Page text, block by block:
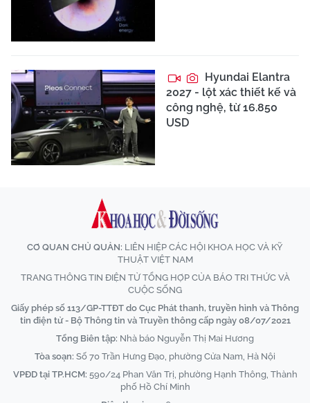
Hyundai Elantra
2027 - lột xác thiết kế và
công nghệ, từ 16.850
USD
CƠ QUAN CHỦ QUẢN: LIÊN HIỆP CÁC HỘI KHOA HỌC VÀ KỸ
THUẬT VIỆT NAM
TRANG THÔNG TIN ĐIỆN TỬ TỔNG HỢP CỦA BÁO TRI THỨC VÀ
CUỘC SỐNG
Giấy phép số 113/GP-TTĐT do Cục Phát thanh, truyền hình và Thông
tin điện tử - Bộ Thông tin và Truyền thông cấp ngày 08/07/2021
Tổng Biên tập: Nhà báo Nguyễn Thị Mai Hương
Tòa soạn: Số 70 Trần Hưng Đạo, phường Cửa Nam, Hà Nội
VPĐD tại TP.HCM: 590/24 Phan Văn Trị, phường Hạnh Thông, Thành
phố Hồ Chí Minh